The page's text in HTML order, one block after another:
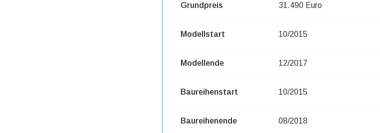
Grundpreis 31.490 Euro
Modellstart 10/2015
Modellende 12/2017
Baureihenstart 10/2015
Baureihenende 08/2018